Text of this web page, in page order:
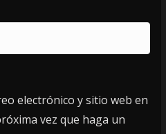
electrónico y sitio web en
vez que haga un